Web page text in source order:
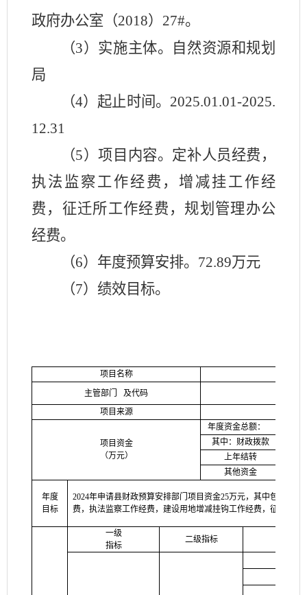
政府办公室（2018）27#。
（3）实施主体。
自然资源和规划
局
（4）起止时间。 2025.01.01-2025.
12.31
（5）项目内容。定补人员经费，
执法监察工作经费，增减挂工作经
费，征迁所工作经费，规划管理办公
经费。
（6）年度预算安排。 72.89万元
（7）绩效目标。
项目名称
主管部门
及代码
项目来源
项目资金
（万元）
年度资金总额：
其中：财政拨款
上年结转
其他资金
年度
目标
2024年申请县财政预算安排部门项目资金25万元，其中包括森林
费，执法监察工作经费，建设用地增减挂钩工作经费，征迁所
一级
指标
二级指标